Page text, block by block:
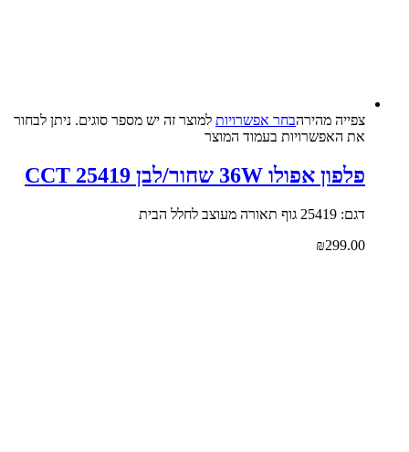
צפייה‬ ‫מהירה‬בחר אפשרויות למוצר זה יש מספר סוגים. ניתן לבחור
את האפשרויות בעמוד המוצר
פלפון אפולו 36W שחור/לבן CCT 25419
דגם: 25419 גוף תאורה מעוצב לחלל הבית
₪299.00